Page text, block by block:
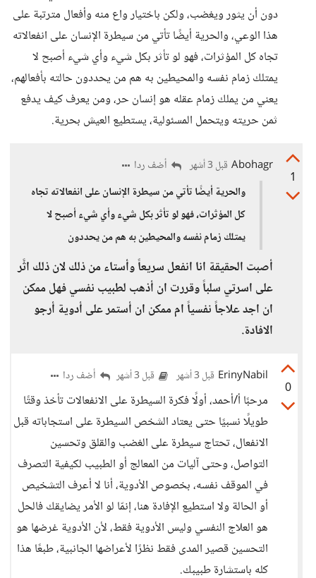
دون أن يثور ويغضب، ولكن باختيار واع منه وأفعال مترتبة على
هذا الوعي، والحرية أيضًا تأتي من سيطرة الإنسان على انفعالاته
تجاه كل المؤثرات، فهو لو تأثر بكل شيء وأي شيء أصبح لا
يمتلك زمام نفسه والمحيطين به هم من يحددون حالته بأفعالهم،
يعني من يملك زمام عقله هو إنسان حر، ومن يعرف كيف يدفع
ثمن حريته ويتحمل المسئولية، يستطيع العيش بحرية.
1
Abohagr قبل 3 أشهر
أضف ردا
والحرية أيضًا تأتي من سيطرة الإنسان على انفعالاته تجاه
كل المؤثرات، فهو لو تأثر بكل شيء وأي شيء أصبح لا
يمتلك زمام نفسه والمحيطين به هم من يحددون
أصبت الحقيقة انا انفعل سريعاً وأستاء من ذلك لان ذلك اثَّر
على اسرتي سلباً وقررت ان أذهب لطبيب نفسي فهل ممكن
ان اجد علاجاً نفسياً ام ممكن ان أستمر على أدوية أرجو
الافادة.
0
ErinyNabil قبل 3 أشهر قبل 3 أشهر أضف ردا
مرحبًا أ/أحمد، أولًا فكرة السيطرة على الانفعالات تأخذ وقتًا
طويلًا نسبيًا حتى يعتاد الشخص السيطرة على استجاباته قبل
الانفعال، تحتاج سيطرة على الغضب والقلق وتحسين
التواصل، وحتى آليات من المعالج أو الطبيب لكيفية التصرف
في الموقف نفسه، بخصوص الأدوية، أنا لا أعرف التشخيص
أو الحالة ولا استطيع الإفادة هنا، إنمّا لو الأمر يضايقك فالحل
هو العلاج النفسي وليس الأدوية فقط، لأن الأدوية غرضها هو
التحسين قصير المدى فقط نظرًا لأعراضها الجانبية، طبعًا هذا
كله باستشارة طبيبك.